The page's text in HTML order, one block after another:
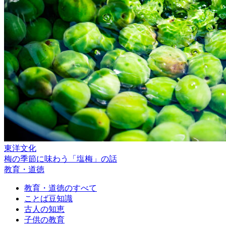
東洋文化
梅の季節に味わう「塩梅」の話
教育・道徳
教育・道徳のすべて
ことば豆知識
古人の知恵
子供の教育